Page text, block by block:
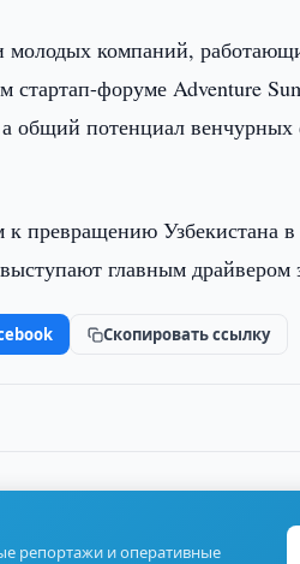
молодых компаний,
стартап-форуме Adventure
общий потенциал венчурных
превращению Узбекистана
главным драйвером
Скопировать ссылку
репортажи и оперативные